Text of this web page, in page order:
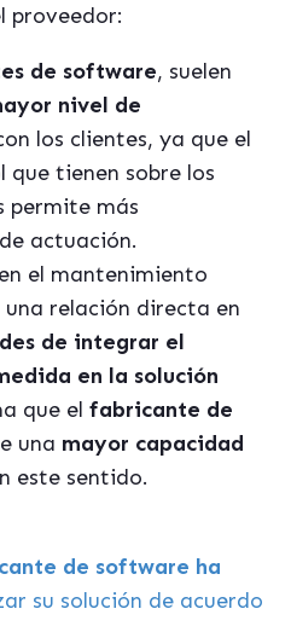
proveedor:
de software, suelen
nivel de
los clientes, ya que el
tienen sobre los
permite más
actuación.
el mantenimiento
relación directa en
de integrar el
en la solución
que el fabricante de
una mayor capacidad
este sentido.
de software ha
su solución de acuerdo